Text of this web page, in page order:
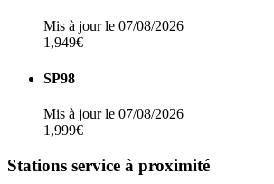
Mis à jour le 07/08/2026
1,949€
SP98
Mis à jour le 07/08/2026
1,999€
Stations service à proximité